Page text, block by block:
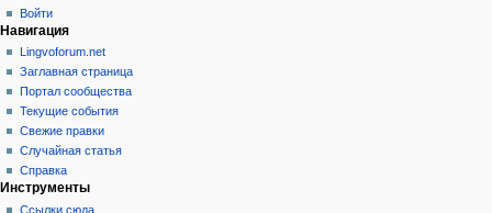
Войти
Навигация
Lingvoforum.net
Заглавная страница
Портал сообщества
Текущие события
Свежие правки
Случайная статья
Справка
Инструменты
Ссылки сюда